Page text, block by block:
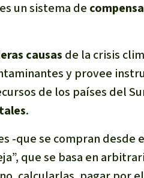
un sistema de
causas de la crisis
y provee
de los países del
.
-que se compran desde
que se basa en